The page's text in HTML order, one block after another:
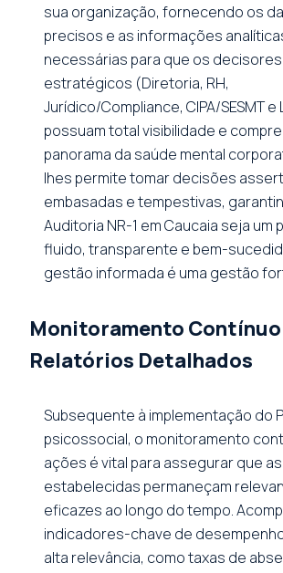
sua organização, fornecendo os
precisos e as informações
necessárias para que os decisores
estratégicos (Diretoria, RH,
Jurídico/Compliance, CIPA/SESMT
possuam total visibilidade e
panorama da saúde mental
lhes permite tomar decisões
embasadas e tempestivas,
Auditoria NR-1 em Caucaia seja um
fluido, transparente e bem-
gestão informada é uma gestão
Monitoramento Contínuo
Relatórios Detalhados
Subsequente à implementação do
psicossocial, o monitoramento
ações é vital para assegurar que
estabelecidas permaneçam
eficazes ao longo do tempo.
indicadores-chave de
alta relevância, como taxas de